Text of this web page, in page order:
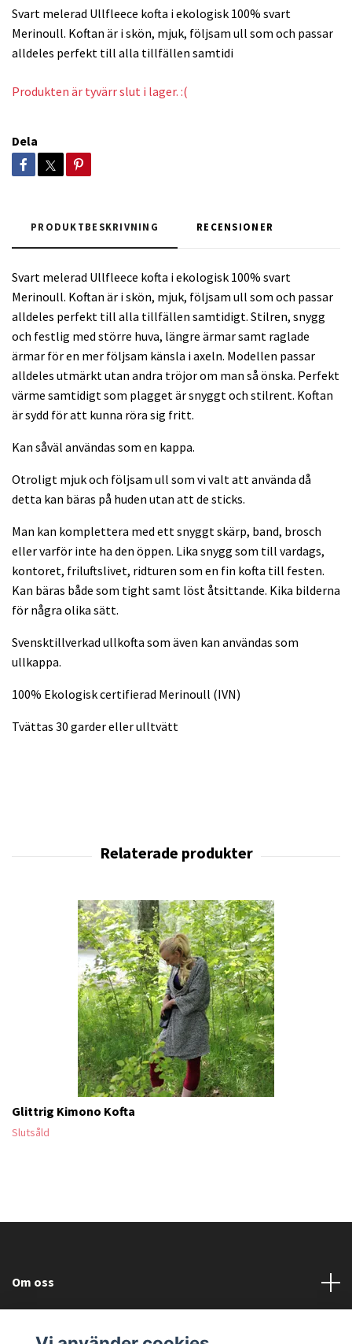
Svart melerad Ullfleece kofta i ekologisk 100% svart
Merinoull. Koftan är i skön, mjuk, följsam ull som och passar
alldeles perfekt till alla tillfällen samtidi
Produkten är tyvärr slut i lager. :(
Dela
PRODUKTBESKRIVNING RECENSIONER
Svart melerad Ullfleece kofta i ekologisk 100% svart
Merinoull. Koftan är i skön, mjuk, följsam ull som och passar
alldeles perfekt till alla tillfällen samtidigt. Stilren, snygg
och festlig med större huva, längre ärmar samt raglade
ärmar för en mer följsam känsla i axeln. Modellen passar
alldeles utmärkt utan andra tröjor om man så önska. Perfekt
värme samtidigt som plagget är snyggt och stilrent. Koftan
är sydd för att kunna röra sig fritt.
Kan såväl användas som en kappa.
Otroligt mjuk och följsam ull som vi valt att använda då
detta kan bäras på huden utan att de sticks.
Man kan komplettera med ett snyggt skärp, band, brosch
eller varför inte ha den öppen. Lika snygg som till vardags,
kontoret, friluftslivet, ridturen som en fin kofta till festen.
Kan bäras både som tight samt löst åtsittande. Kika bilderna
för några olika sätt.
Svensktillverkad ullkofta som även kan användas som
ullkappa.
100% Ekologisk certifierad Merinoull (IVN)
Tvättas 30 garder eller ulltvätt
Glittrig Kimono Kofta
Slutsåld
Om oss